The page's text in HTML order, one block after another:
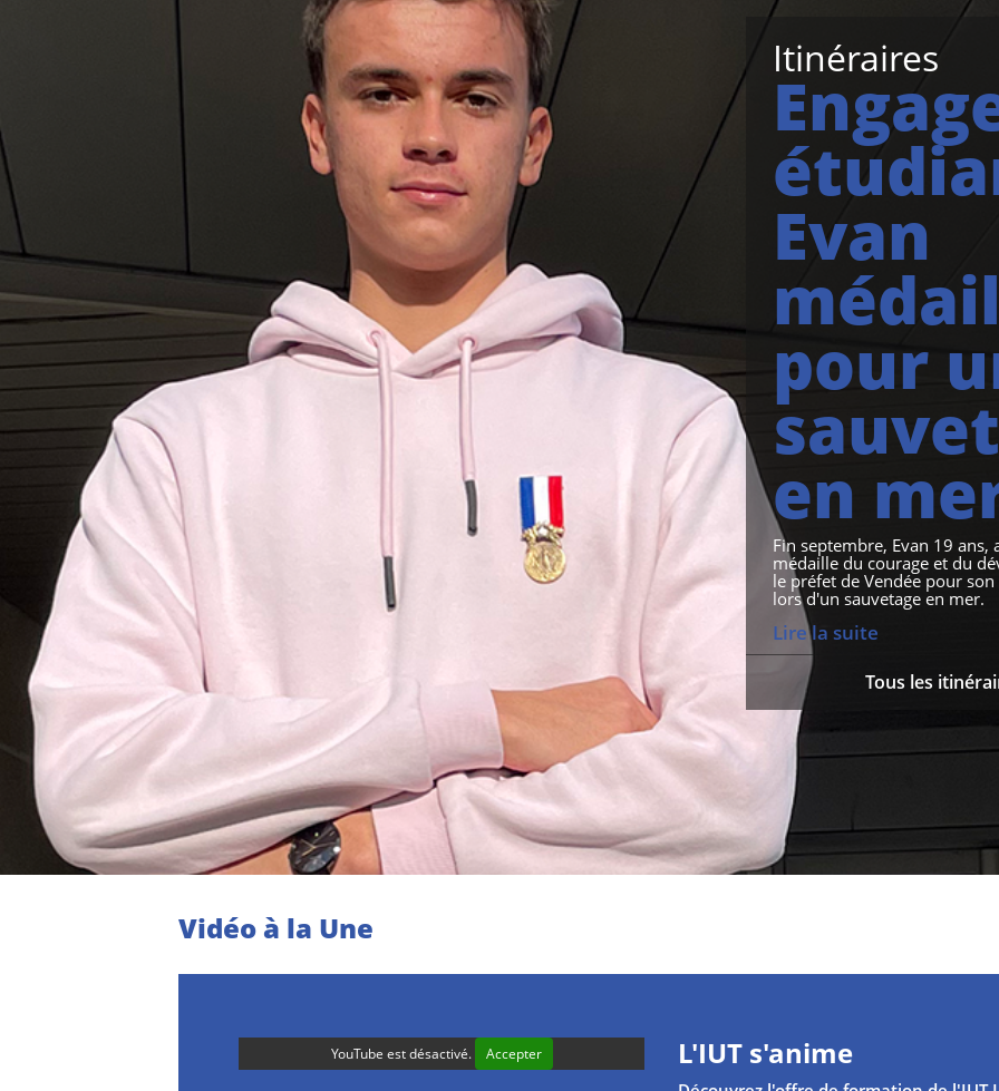
Itinéraires
Evan
pour
en
Fin septembre, Evan 19 ans,
médaille du courage et du
le préfet de Vendée pour
lors d'un sauvetage en mer.
Lire la suite
Tous les
Vidéo à la Une
YouTube est désactivé. Accepter L'IUT s'anime